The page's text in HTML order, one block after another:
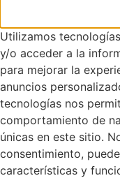
Utilizamos
y/o acceder a la
para mejorar la
anuncios
tecnologías nos
comportamiento de
únicas en este sitio.
consentimiento,
características y